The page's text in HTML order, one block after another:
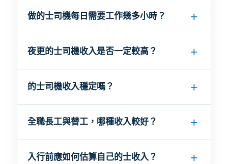
做的士司機每日需要工作幾多小時？
夜更的士司機收入是否一定較高？
的士司機收入穩定嗎？
全職長工與替工，哪種收入較好？
入行前應如何估算自己的士收入？